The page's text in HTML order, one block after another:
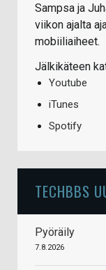
Sampsa ja
viikon ajalta
mobiiliaiheet.
Jälkikäteen
Youtube
iTunes
Spotify
TECHBBS
Pyöräily
7.8.2026